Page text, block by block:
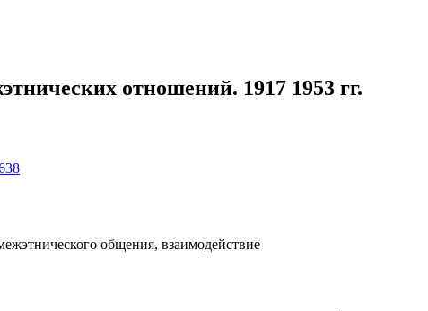
отношений. 1917 1953 гг.
общения, взаимодействие